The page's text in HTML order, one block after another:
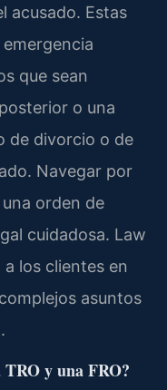
acusado. Estas
que sean
o una
de divorcio o de
Navegar por
orden de
cuidadosa. Law
a los clientes en
asuntos
y una FRO?